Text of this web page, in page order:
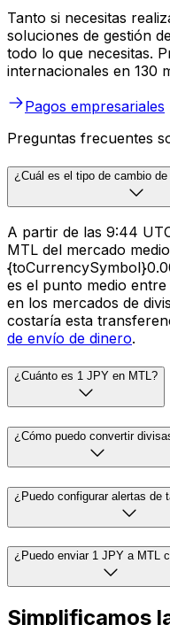
Tanto si necesitas
soluciones de gestión
todo lo que necesitas.
internacionales en 130
Pagos empresariales
Preguntas frecuentes
¿Cuál es el tipo de cambio
A partir de las 9:44
MTL del mercado
es el punto medio
en los mercados de
costaría esta
de envío de dinero.
¿Cuánto es 1 JPY en MTL?
¿Cómo puedo convertir
¿Puedo configurar alertas de
¿Puedo enviar 1 JPY a MTL
Simplificamos